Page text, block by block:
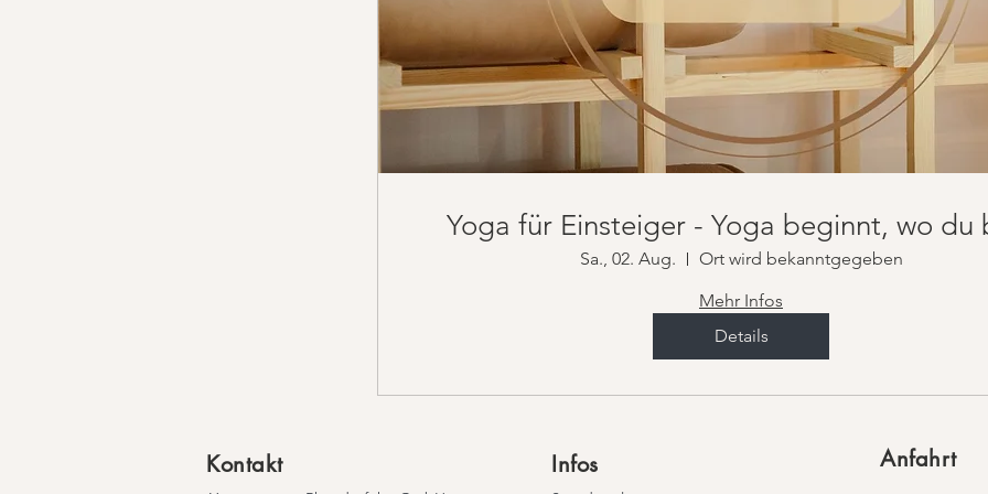
Yoga für Einsteiger - Yoga beginnt, wo du
Sa., 02. Aug.
Ort wird bekanntgegeben
Mehr Infos
Details
Kontakt Infos Anfahrt